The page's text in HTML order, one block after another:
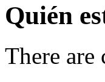
Quién
There are